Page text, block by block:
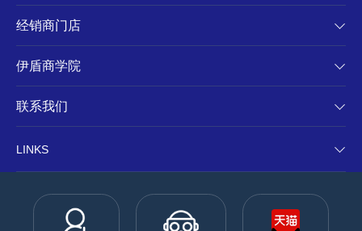
经销商门店
伊盾商学院
联系我们
LINKS